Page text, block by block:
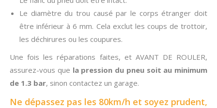
Le diamètre du trou causé par le corps étranger doit
être inférieur à 6 mm. Cela exclut les coups de trottoir,
les déchirures ou les coupures.
Une fois les réparations faites, et AVANT DE ROULER,
assurez-vous que la pression du pneu soit au minimum
de 1.3 bar, sinon contactez un garage.
Ne dépassez pas les 80km/h et soyez prudent,